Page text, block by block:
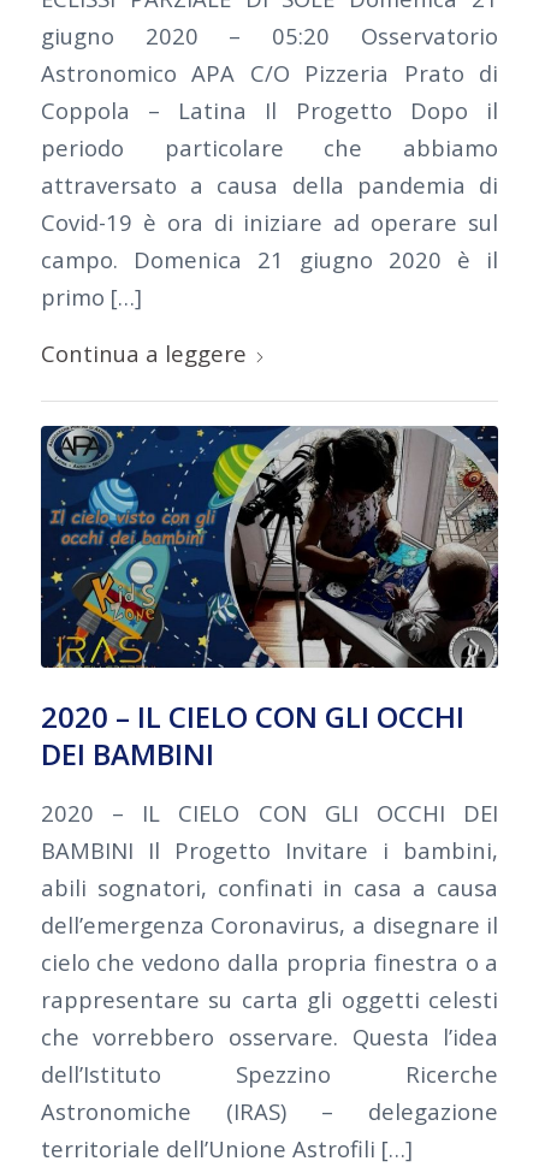
giugno 2020 – 05:20 Osservatorio
Astronomico APA C/O Pizzeria Prato di
Coppola – Latina Il Progetto Dopo il
periodo particolare che abbiamo
attraversato a causa della pandemia di
Covid-19 è ora di iniziare ad operare sul
campo. Domenica 21 giugno 2020 è il
primo […]
Continua a leggere
2020 – IL CIELO CON GLI OCCHI
DEI BAMBINI
2020 – IL CIELO CON GLI OCCHI DEI
BAMBINI Il Progetto Invitare i bambini,
abili sognatori, confinati in casa a causa
dell’emergenza Coronavirus, a disegnare il
cielo che vedono dalla propria finestra o a
rappresentare su carta gli oggetti celesti
che vorrebbero osservare. Questa l’idea
dell’Istituto Spezzino Ricerche
Astronomiche (IRAS) – delegazione
territoriale dell’Unione Astrofili […]